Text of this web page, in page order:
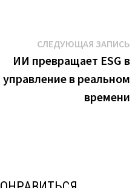
СЛЕДУЮЩАЯ ЗАПИСЬ
ИИ превращает ESG в
управление в реальном
времени